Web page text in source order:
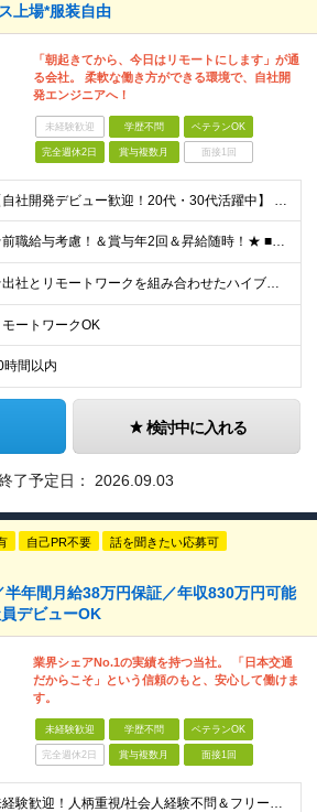
上場*服装自由
「朝起きてから、今日はリモートにします」が通
る会社。 柔軟な働き方ができる環境で、自社開
発エンジニアへ！
未経験歓迎 学歴不問 ベテランOK
完全週休2日 賞与複数月 面接1回
【自社開発デビュー歓迎！20代・30代活躍中】 ★経験浅めの方も大歓迎！ ★保守、運用、テスターの方も歓迎！ ★歯科医療の専門知識は不要！ ■学歴不問 ■ITに関する何らかの経験・知識のある方 ★求
★前職給与考慮！＆賞与年2回＆昇給随時！★ ■月給29万円～42万円＋賞与年2回＋交通費 ※前職の給与やスキルを考慮し決定します ※固定残業代（月45時間分／7万7,000円～11万1,000円）を
★出社とリモートワークを組み合わせたハイブリッド勤務！ ★幡ヶ谷駅から徒歩1分！ 【本社】 東京都渋谷区幡ヶ谷1-34-14 宝ビル3F ※(変更の範囲)上記を除く当社関連勤務地
モートワークOK
時間以内
検討中に入れる
了予定日： 2026.09.03
自己PR不要 話を聞きたい応募可
半年間月給38万円保証／年収830万円可能
デビューOK
業界シェアNo.1の実績を持つ当社。 「日本交通
だからこそ」という信頼のもと、安心して働けま
す。
未経験歓迎 学歴不問 ベテランOK
完全週休2日 賞与複数月 面接1回
未経験歓迎！人柄重視/社会人経験不問＆フリーターもOK ■普通自動車免許（AT限定可）を取得して1年以上経過している方 ※前職・学歴・ブランク・転職回数などは一切不問です。 <2種免許取得代は全額